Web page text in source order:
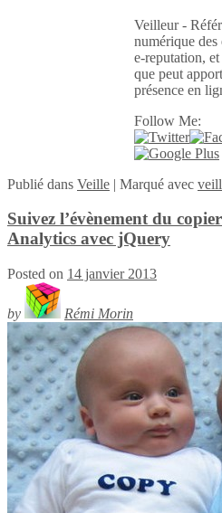
Veilleur -
numérique des
e-reputation,
que peut
présence en
Follow Me:
Publié dans Veille | Marqué avec
Suivez l’évènement du
Analytics avec jQuery
Posted on 14 janvier 2013
by Rémi Morin